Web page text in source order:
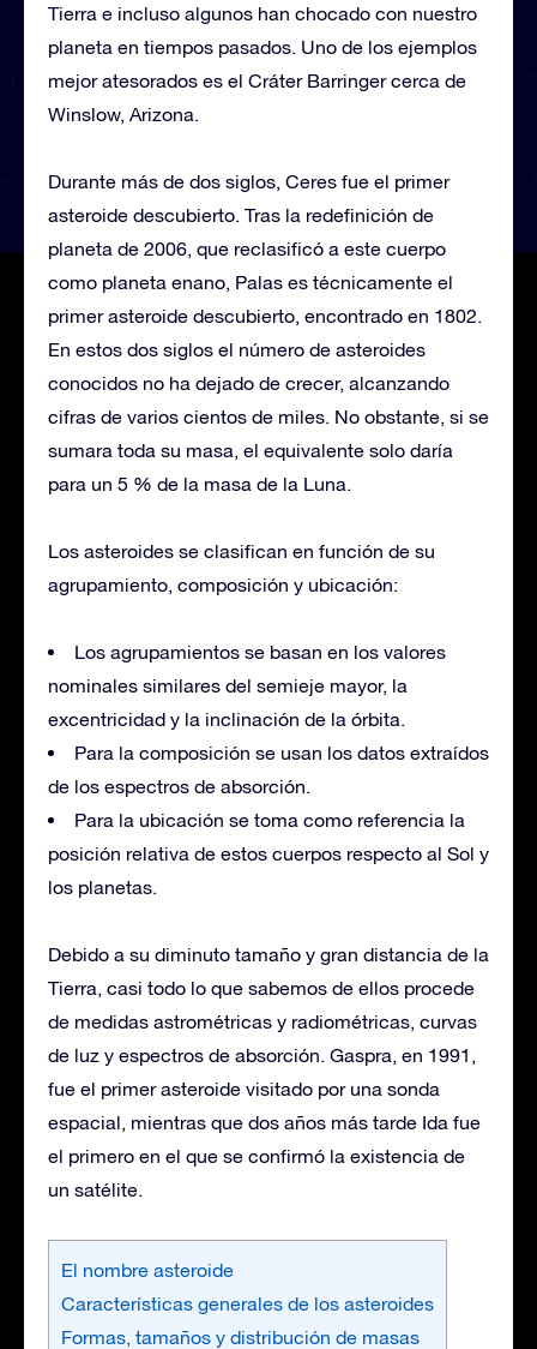
Tierra e incluso algunos han chocado con nuestro
planeta en tiempos pasados. Uno de los ejemplos
mejor atesorados es el Cráter Barringer cerca de
Winslow, Arizona.
Durante más de dos siglos, Ceres fue el primer
asteroide descubierto. Tras la redefinición de
planeta de 2006, que reclasificó a este cuerpo
como planeta enano, Palas es técnicamente el
primer asteroide descubierto, encontrado en 1802.
En estos dos siglos el número de asteroides
conocidos no ha dejado de crecer, alcanzando
cifras de varios cientos de miles. No obstante, si se
sumara toda su masa, el equivalente solo daría
para un 5 % de la masa de la Luna.​
Los asteroides se clasifican en función de su
agrupamiento, composición y ubicación:
Los agrupamientos se basan en los valores
nominales similares del semieje mayor, la
excentricidad y la inclinación de la órbita.
Para la composición se usan los datos extraídos
de los espectros de absorción.
Para la ubicación se toma como referencia la
posición relativa de estos cuerpos respecto al Sol y
los planetas.
Debido a su diminuto tamaño y gran distancia de la
Tierra, casi todo lo que sabemos de ellos procede
de medidas astrométricas y radiométricas, curvas
de luz y espectros de absorción. Gaspra, en 1991,
fue el primer asteroide visitado por una sonda
espacial, mientras que dos años más tarde Ida fue
el primero en el que se confirmó la existencia de
un satélite.
El nombre asteroide
Características generales de los asteroides
Formas, tamaños y distribución de masas